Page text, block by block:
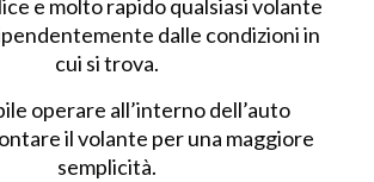
e molto rapido qualsiasi volante
dalle condizioni in
cui si trova.
operare all’interno dell’auto
il volante per una maggiore
semplicità.